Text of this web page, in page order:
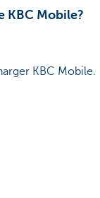
KBC Mobile?
KBC Mobile.